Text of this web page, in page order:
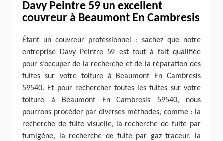
Davy Peintre 59 un excellent
couvreur à Beaumont En Cambresis
Étant un couvreur professionnel ; sachez que notre
entreprise Davy Peintre 59 est tout à fait qualifiée
pour s’occuper de la recherche et de la réparation des
fuites sur votre toiture à Beaumont En Cambresis
59540. Et pour rechercher toutes les fuites sur votre
toiture à Beaumont En Cambresis 59540, nous
pourrons procéder par diverses méthodes, comme : la
recherche de fuite visuelle, la recherche de fuite par
fumigène, la recherche de fuite par gaz traceur, la